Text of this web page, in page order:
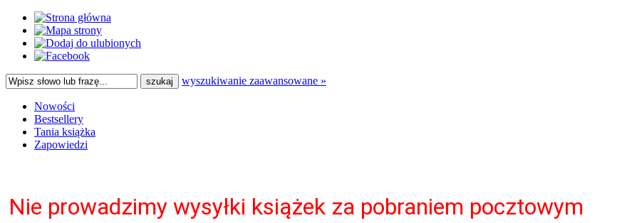
wyszukiwanie zaawansowane »
Nowości
Bestsellery
Tania książka
Zapowiedzi
Nie prowadzimy wysyłki książek za pobraniem pocztowym